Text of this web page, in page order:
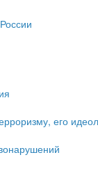
палата
воздействия
его